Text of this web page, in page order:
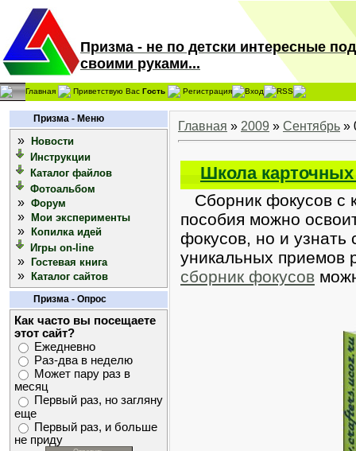
Призма - не по детски интересные
своими руками...
Главная Приветствую Вас Гость Регистрация Вход RSS
Призма - Меню
»
Новости
Инструкции
Каталог файлов
Фотоальбом
» Форум
» Мои эксперименты
»
Копилка идей
Игры on-line
» Гостевая книга
» Каталог сайтов
Призма - Опрос
Как часто вы посещаете
этот сайт?
Ежедневно
Раз-два в неделю
Может пару раз в
месяц
Первый раз, но загляну
еще
Первый раз, и больше
не приду
Главная » 2009 » Сентябрь »
Школа
Сборник фокусов с
пособия можно
фокусов, но и узнать
уникальных приемов
сборник фокусов